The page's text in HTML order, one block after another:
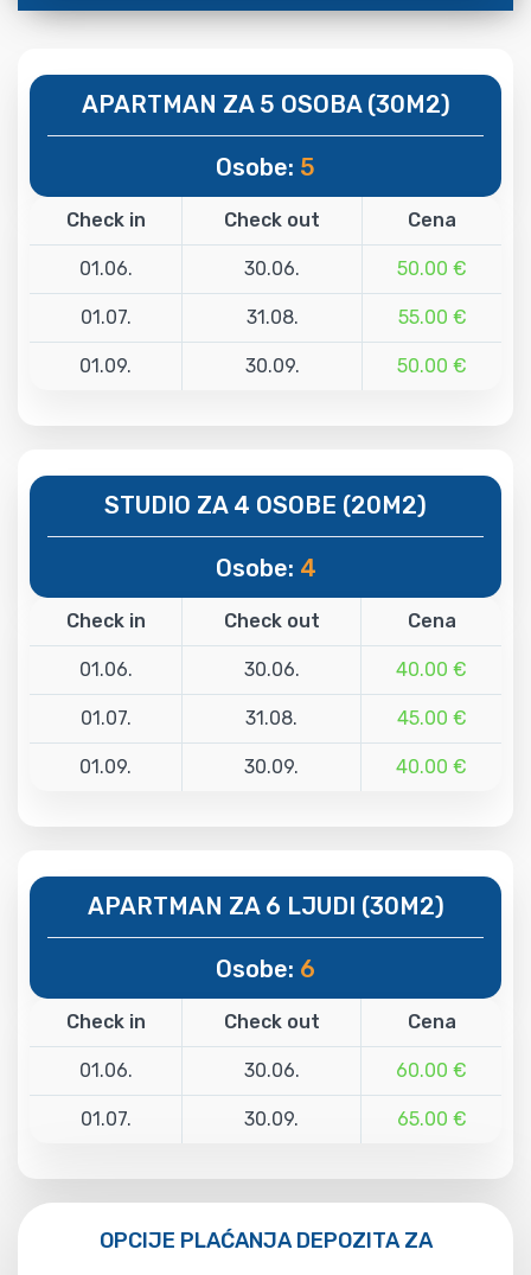
APARTMAN ZA 5 OSOBA (30M2)
Osobe: 5
Check in Check out Cena
01.06. 30.06. 50.00 €
01.07. 31.08. 55.00 €
01.09. 30.09. 50.00 €
STUDIO ZA 4 OSOBE (20M2)
Osobe: 4
Check in Check out Cena
01.06. 30.06. 40.00 €
01.07. 31.08. 45.00 €
01.09. 30.09. 40.00 €
APARTMAN ZA 6 LJUDI (30M2)
Osobe: 6
Check in Check out Cena
01.06. 30.06. 60.00 €
01.07. 30.09. 65.00 €
OPCIJE PLAĆANJA DEPOZITA ZA